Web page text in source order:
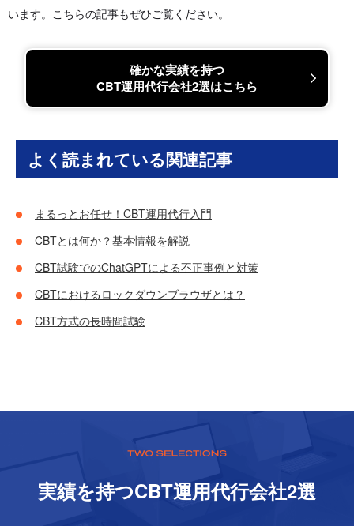
います。こちらの記事もぜひご覧ください。
確かな実績を持つ
CBT運用代行会社2選はこちら
よく読まれている関連記事
まるっとお任せ！CBT運用代行入門
CBTとは何か？基本情報を解説
CBT試験でのChatGPTによる不正事例と対策
CBTにおけるロックダウンブラウザとは？
CBT方式の長時間試験
実績を持つCBT運⽤代⾏会社2選